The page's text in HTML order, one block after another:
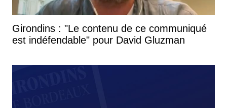
Girondins : "Le contenu de ce communiqué
est indéfendable" pour David Gluzman